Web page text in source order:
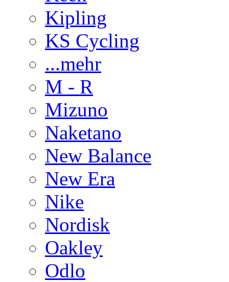
Kipling
KS Cycling
...mehr
M - R
Mizuno
Naketano
New Balance
New Era
Nike
Nordisk
Oakley
Odlo